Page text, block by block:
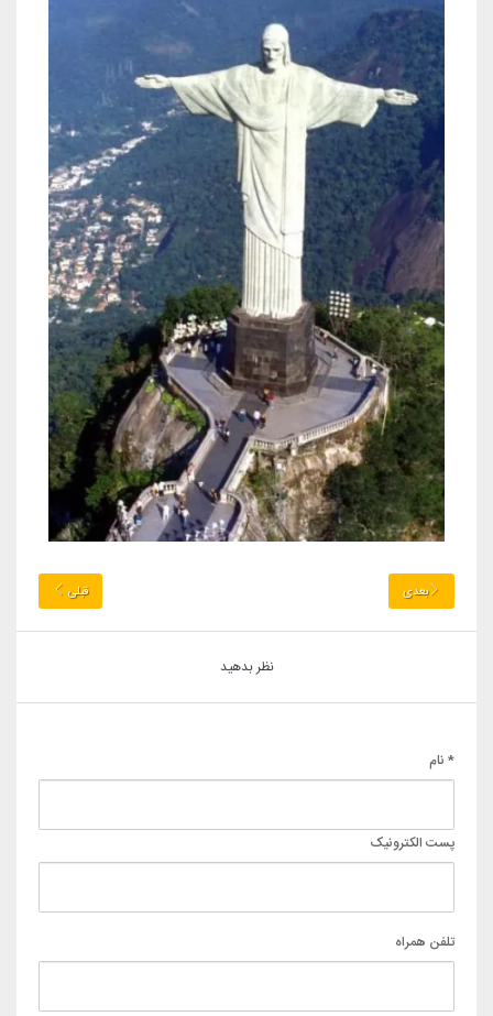
بعدی قبلی
نظر بدهید
* نام
پست الکترونیک
تلفن همراه